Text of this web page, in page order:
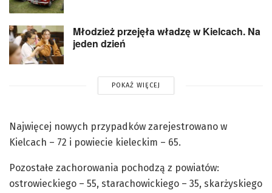
Młodzież przejęła władzę w Kielcach. Na
jeden dzień
POKAŻ WIĘCEJ
Najwięcej nowych przypadków zarejestrowano w
Kielcach – 72 i powiecie kieleckim – 65.
Pozostałe zachorowania pochodzą z powiatów:
ostrowieckiego – 55, starachowickiego – 35, skarżyskiego